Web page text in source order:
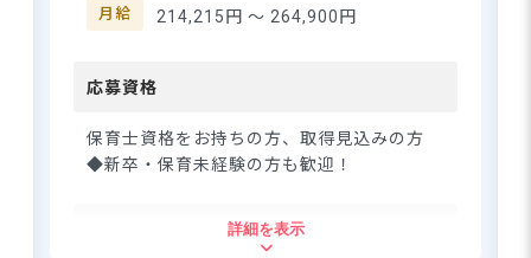
さらに詳しい
紹介を受ける
しますのでご安心ください！
月給 214,215円 〜 264,900円
応募資格
保育士資格をお持ちの方、取得見込みの方
◆新卒・保育未経験の方も歓迎！
詳細を表示